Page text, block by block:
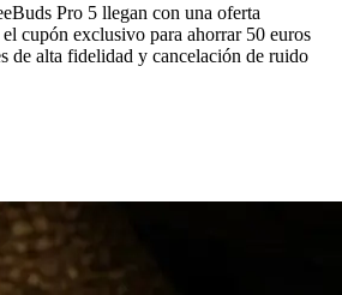
Pro 5 llegan con una oferta
cupón exclusivo para ahorrar 50 euros
de alta fidelidad y cancelación de ruido